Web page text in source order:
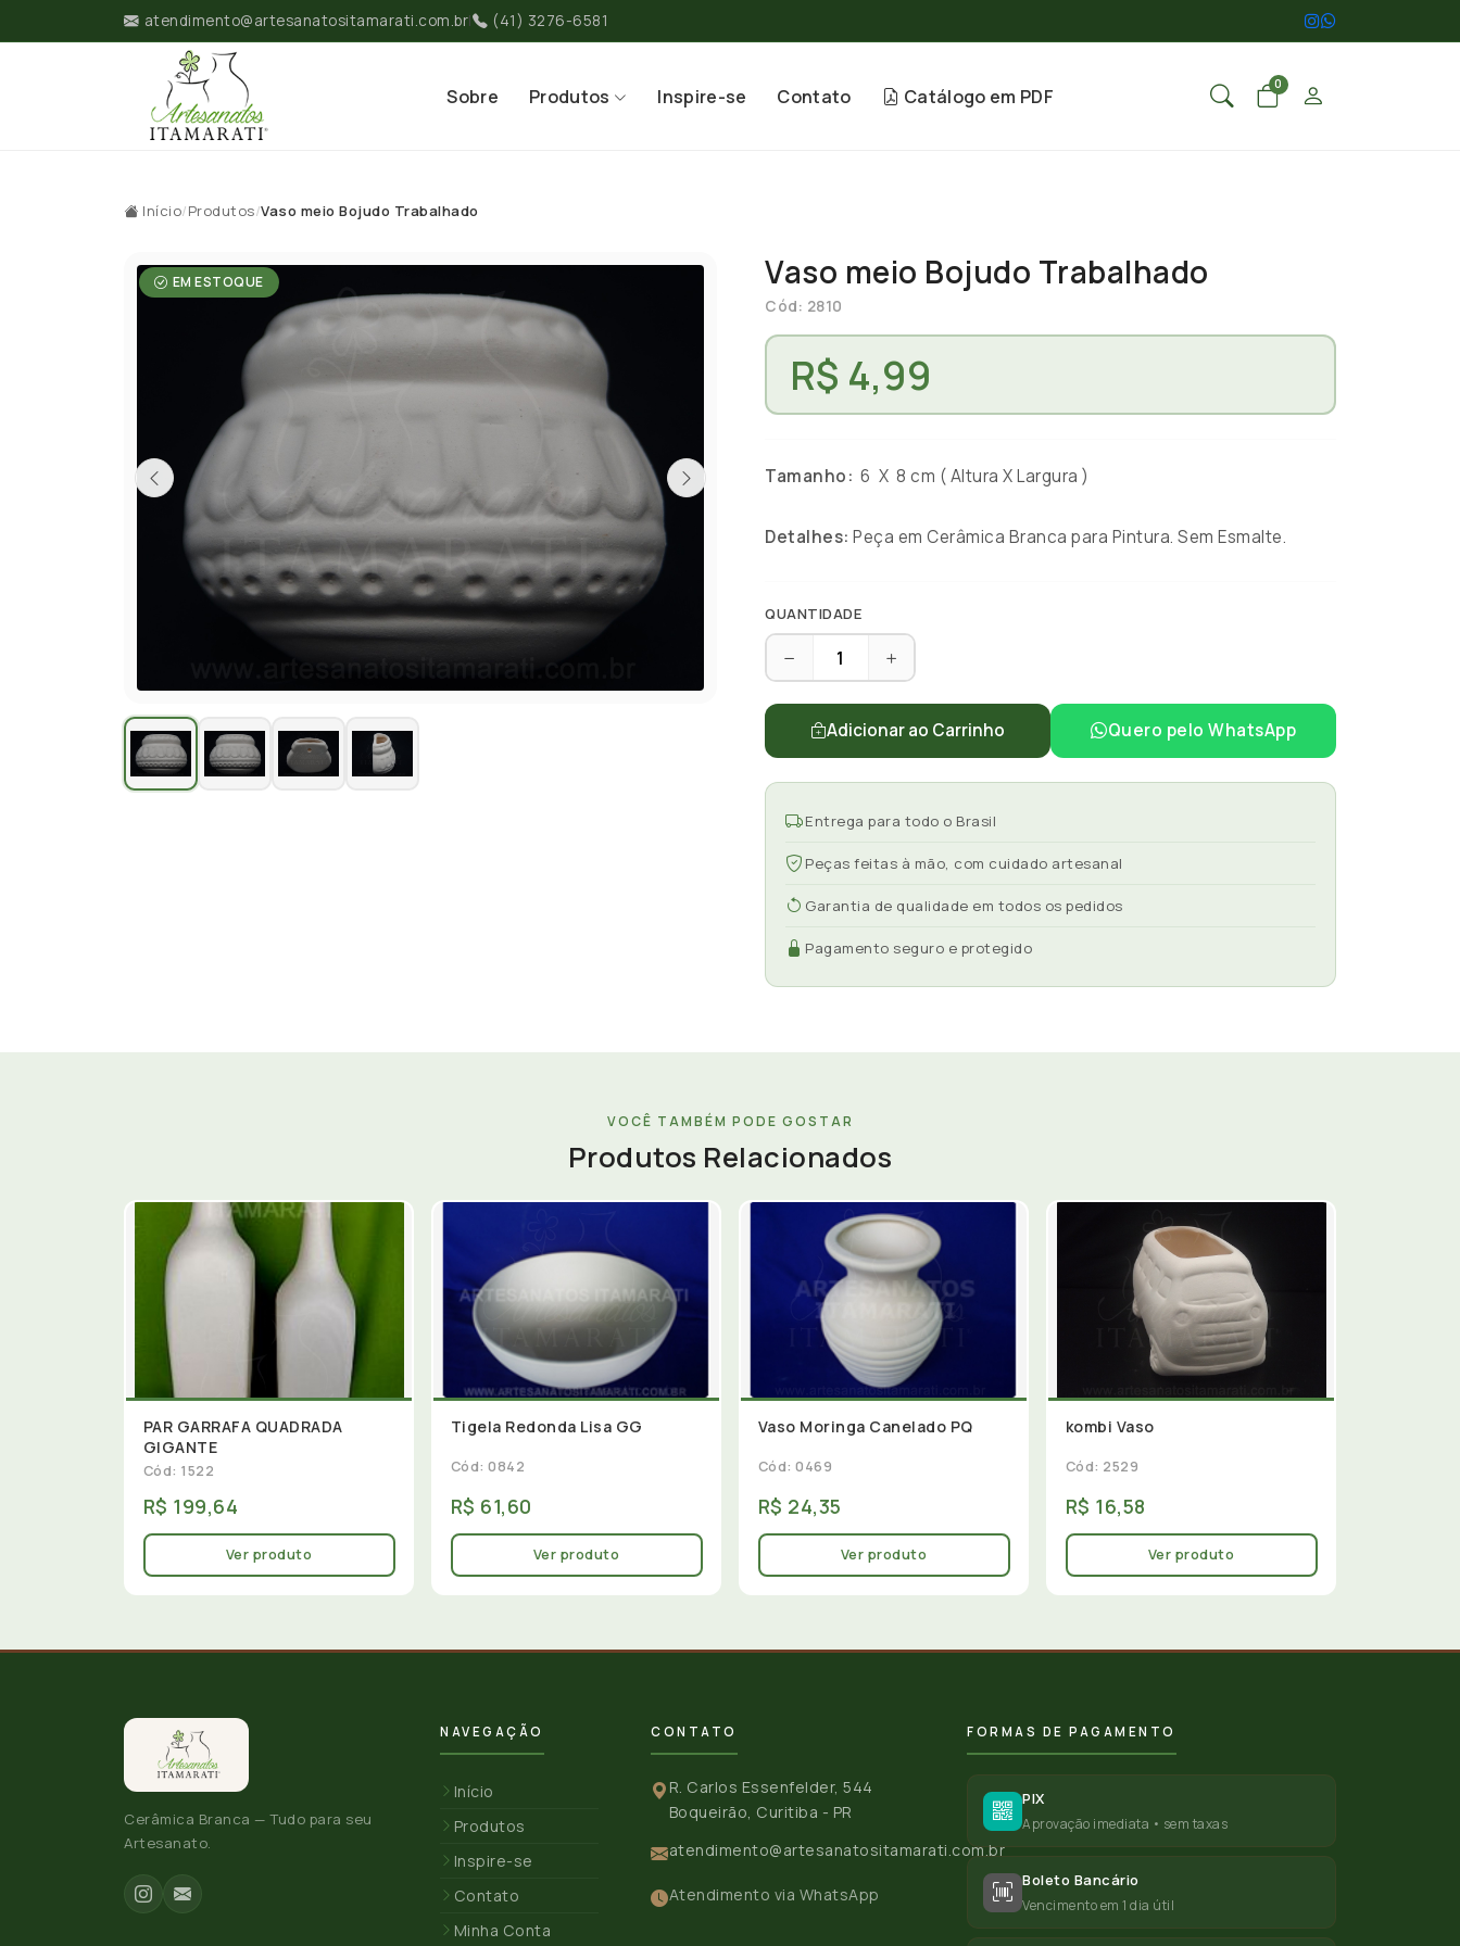
atendimento@artesanatositamarati.com.br| (41) 3276-6581
Sobre Produtos Inspire-se Contato Catálogo em PDF
0
Início/Produtos/Vaso meio Bojudo Trabalhado
EM ESTOQUE Vaso meio Bojudo Trabalhado
Cód: 2810
R$ 4,99
Tamanho: 6 X 8 cm ( Altura X Largura )
Detalhes: Peça em Cerâmica Branca para Pintura. Sem Esmalte.
QUANTIDADE
Adicionar ao Carrinho Quero pelo WhatsApp
Entrega para todo o Brasil
Peças feitas à mão, com cuidado artesanal
Garantia de qualidade em todos os pedidos
Pagamento seguro e protegido
VOCÊ TAMBÉM PODE GOSTAR
Produtos Relacionados
PAR GARRAFA QUADRADA
GIGANTE
Cód: 1522
R$ 199,64
Ver produto
Tigela Redonda Lisa GG
Cód: 0842
R$ 61,60
Ver produto
Vaso Moringa Canelado PQ
Cód: 0469
R$ 24,35
Ver produto
kombi Vaso
Cód: 2529
R$ 16,58
Ver produto
Cerâmica Branca — Tudo para seu
Artesanato.
NAVEGAÇÃO
Início
Produtos
Inspire-se
Contato
Minha Conta
CONTATO
R. Carlos Essenfelder, 544
Boqueirão, Curitiba - PR
atendimento@artesanatositamarati.com.br
Atendimento via WhatsApp
FORMAS DE PAGAMENTO
PIX
Aprovação imediata • sem taxas
Boleto Bancário
Vencimento em 1 dia útil